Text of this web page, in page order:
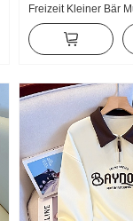
Freizeit Kleiner Bär
Locker
Shirt Koreanischer Stil